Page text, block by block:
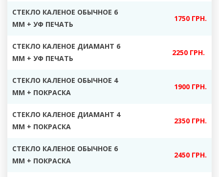
СТЕКЛО КАЛЕНОЕ ОБЫЧНОЕ 6
ММ + УФ ПЕЧАТЬ
1750 ГРН.
СТЕКЛО КАЛЕНОЕ ДИАМАНТ 6
ММ + УФ ПЕЧАТЬ
2250 ГРН.
СТЕКЛО КАЛЕНОЕ ОБЫЧНОЕ 4
ММ + ПОКРАСКА
1900 ГРН.
СТЕКЛО КАЛЕНОЕ ДИАМАНТ 4
ММ + ПОКРАСКА
2350 ГРН.
СТЕКЛО КАЛЕНОЕ ОБЫЧНОЕ 6
ММ + ПОКРАСКА
2450 ГРН.